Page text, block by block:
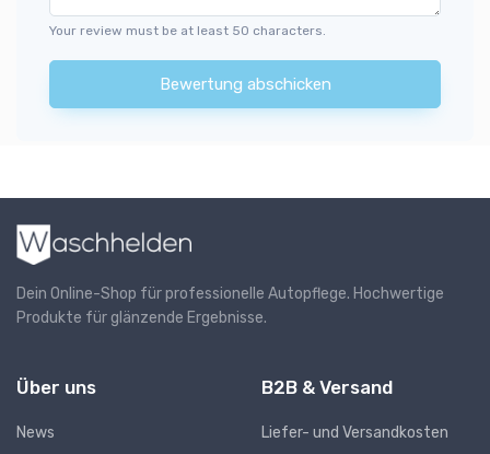
Your review must be at least 50 characters.
Bewertung abschicken
Dein Online-Shop für professionelle Autopflege. Hochwertige
Produkte für glänzende Ergebnisse.
Über uns
News
B2B & Versand
Liefer- und Versandkosten